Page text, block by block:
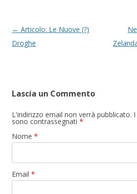
Navigazione articolo
← Articolo: Le Nuove (?)
Droghe
Lascia un Commento
L'indirizzo email non verrà pubblicato.
sono contrassegnati *
Nome *
Email *